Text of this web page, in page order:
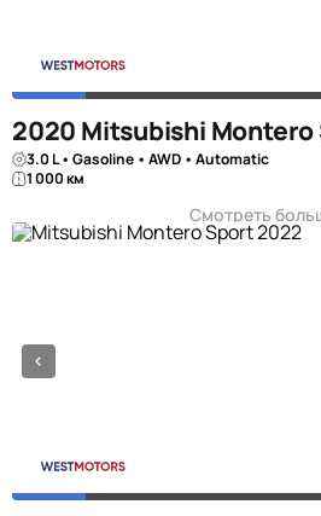
2020 Mitsubishi
3.0 L • Gasoline • AWD • Automatic
1 000 км
Смотреть